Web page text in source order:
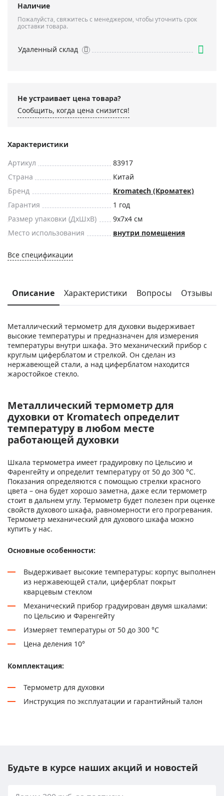
Наличие
Пожалуйста, свяжитесь с менеджером, чтобы уточнить срок
доставки товара.
Удаленный склад
Не устраивает цена товара?
Сообщить, когда цена снизится!
Характеристики
Артикул
83917
Страна
Китай
Бренд
Kromatech (Кроматек)
Гарантия
1 год
Размер упаковки (ДxШxВ)
9x7x4 см
Место использования
внутри помещения
Все спецификации
Описание Характеристики Вопросы Отзывы
Металлический термометр для духовки выдерживает
высокие температуры и предназначен для измерения
температуры внутри шкафа. Это механический прибор с
круглым циферблатом и стрелкой. Он сделан из
нержавеющей стали, а над циферблатом находится
жаростойкое стекло.
Металлический термометр для
духовки от Kromatech определит
температуру в любом месте
работающей духовки
Шкала термометра имеет градуировку по Цельсию и
Фаренгейту и определит температуру от 50 до 300 °С.
Показания определяются с помощью стрелки красного
цвета – она будет хорошо заметна, даже если термометр
стоит в дальнем углу. Термометр будет полезен при оценке
свойств духового шкафа, равномерности его прогревания.
Термометр механический для духового шкафа можно
купить у нас.
Основные особенности:
Выдерживает высокие температуры: корпус выполнен
из нержавеющей стали, циферблат покрыт
кварцевым стеклом
Механический прибор градуирован двумя шкалами:
по Цельсию и Фаренгейту
Измеряет температуры от 50 до 300 °С
Цена деления 10°
Комплектация:
Термометр для духовки
Инструкция по эксплуатации и гарантийный талон
Будьте в курсе наших акций и новостей